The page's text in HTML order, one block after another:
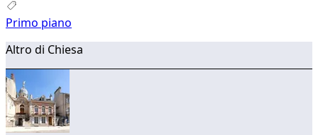
Primo piano
Altro di Chiesa